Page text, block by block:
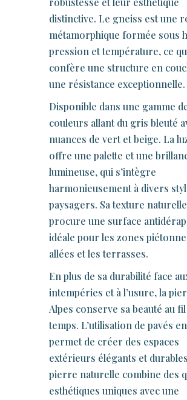
distinctive. Le gneiss est une
métamorphique formée sous
pression et température, ce
confère une structure en
une résistance exceptionnelle.
Disponible dans une gamme
couleurs allant du gris bleuté
nuances de vert et beige. La
offre une palette et une
lumineuse, qui s’intègre
harmonieusement à divers
paysagers. Sa texture naturelle
procure une surface
idéale pour les zones
allées et les terrasses.
En plus de sa durabilité face
intempéries et à l’usure, la
Alpes conserve sa beauté au
temps. L’utilisation de pavés
permet de créer des espaces
extérieurs élégants et
pierre naturelle combine des
esthétiques uniques avec une